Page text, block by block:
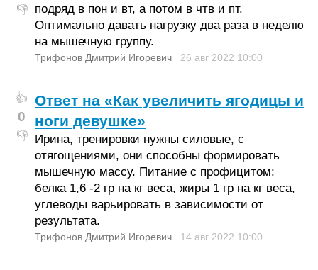
👎 подряд в пон и вт, а потом в чтв и пт.
Оптимально давать нагрузку два раза в неделю
на мышечную группу.
Трифонов Дмитрий Игоревич 26 авг 2022 10:00
👍
0
👎
Ответ на «Как увеличить ягодицы и
ноги девушке»
Ирина, тренировки нужны силовые, с
отягощениями, они способны формировать
мышечную массу. Питание с профицитом:
белка 1,6 -2 гр на кг веса, жиры 1 гр на кг веса,
углеводы варьировать в зависимости от
результата.
Трифонов Дмитрий Игоревич 14 авг 2022 10:00